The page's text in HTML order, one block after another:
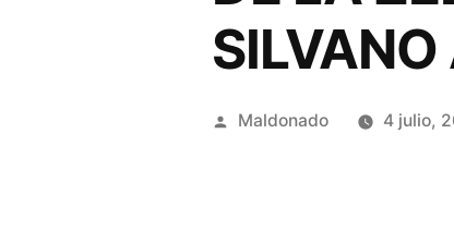
SILVANO
Publicado
Maldonado 4 julio,